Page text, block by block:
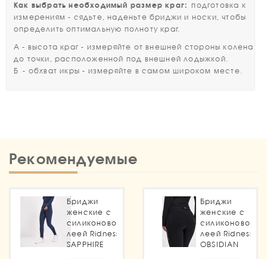
Как выбрать необходимый размер краг: подготовка к
измерениям - сядьте, наденьте бриджи и носки, чтобы
определить оптимальную полноту краг.
А - высота краг - измеряйте от внешней стороны колена
до точки, расположенной под внешней лодыжкой.
Б - обхват икры - измеряйте в самом широком месте.
Рекомендуемые
Бриджи
женские с
силиконовой
леей Ridness
SAPPHIRE
Бриджи
женские с
силиконовой
леей Ridness
OBSIDIAN